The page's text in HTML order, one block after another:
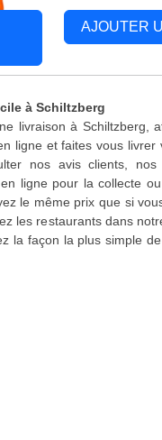
AJOUTER
à Schiltzberg
livraison à Schiltzberg,
ligne et faites vous livrer
nos avis clients,
ligne pour la collecte
le même prix que si
les restaurants dans
la façon la plus simple